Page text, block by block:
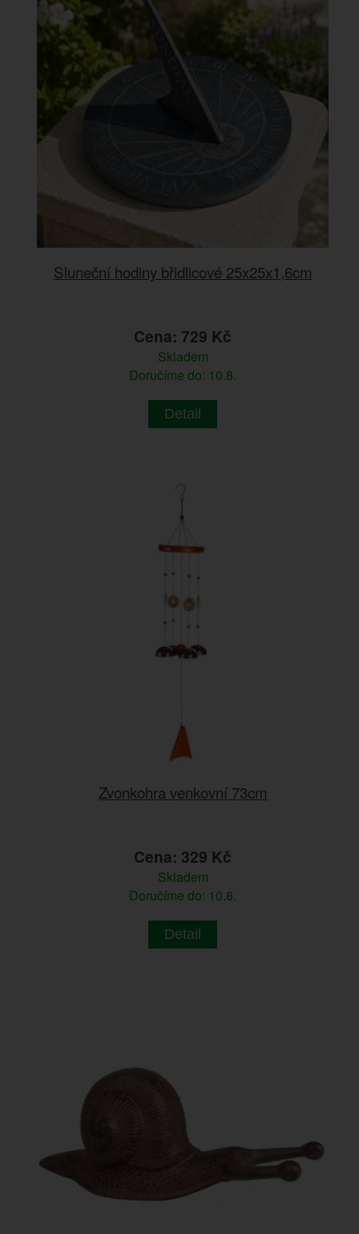
Sluneční hodiny břidlicové 25x25x1,6cm
Cena: 729 Kč
Skladem
Doručíme do: 10.8.
Detail
Zvonkohra venkovní 73cm
Cena: 329 Kč
Skladem
Doručíme do: 10.8.
Detail